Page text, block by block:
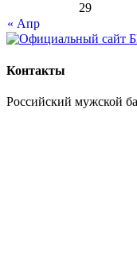
« Апр
29
Контакты
Российский мужской